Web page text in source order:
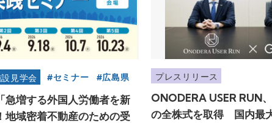
見学会 セミナー 広島県
急増する外国人労働者を新
地域密着不動産のための受
プレスリリース
ONODERA USER RUN
の全株式を取得 国内最